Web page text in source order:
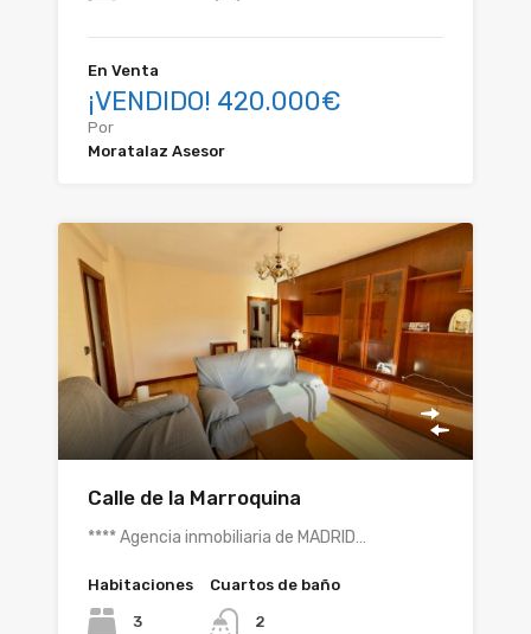
En Venta
¡VENDIDO! 420.000€
Por
Moratalaz Asesor
Calle de la Marroquina
**** Agencia inmobiliaria de MADRID…
Habitaciones
3
Cuartos de baño
2